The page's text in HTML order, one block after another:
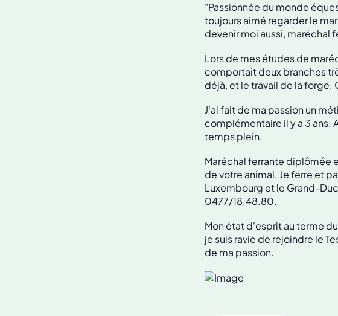
"Passionnée du monde
toujours aimé regarder le
devenir moi aussi, maréchal
Lors de mes études de
comportait deux branches
déjà, et le travail de la forge.
J'ai fait de ma passion un
complémentaire il y a 3 ans.
temps plein.
Maréchal ferrante diplômée
de votre animal. Je ferre et
Luxembourg et le Grand-
0477/18.48.80.
Mon état d'esprit au terme
je suis ravie de rejoindre le
de ma passion.